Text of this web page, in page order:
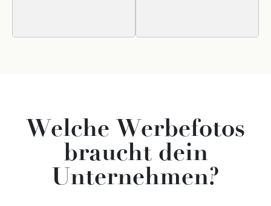
Welche Werbefotos
braucht dein
Unternehmen?